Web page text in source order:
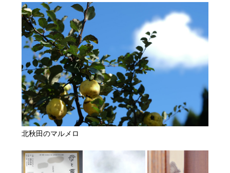
北秋田のマルメロ